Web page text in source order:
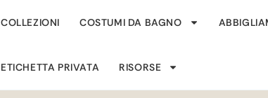
COLLEZIONI COSTUMI DA BAGNO
ETICHETTA PRIVATA RISORSE